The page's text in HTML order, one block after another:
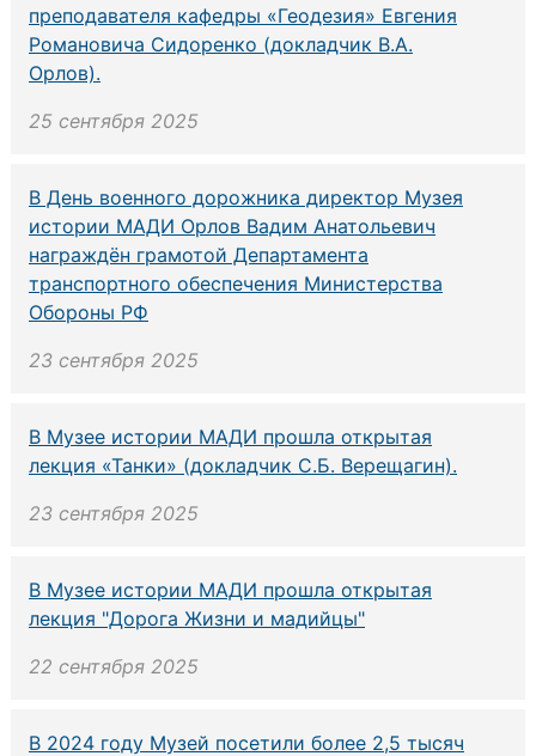
преподавателя кафедры «Геодезия» Евгения
Романовича Сидоренко (докладчик В.А.
Орлов).
25 сентября 2025
В День военного дорожника директор Музея
истории МАДИ Орлов Вадим Анатольевич
награждён грамотой Департамента
транспортного обеспечения Министерства
Обороны РФ
23 сентября 2025
В Музее истории МАДИ прошла открытая
лекция «Танки» (докладчик С.Б. Верещагин).
23 сентября 2025
В Музее истории МАДИ прошла открытая
лекция "Дорога Жизни и мадийцы"
22 сентября 2025
В 2024 году Музей посетили более 2,5 тысяч